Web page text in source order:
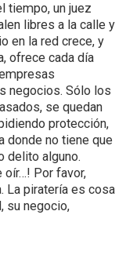
tiempo, un juez
libres a la calle y
en la red crece, y
ofrece cada día
negocios. Sólo los
se quedan
protección,
donde no tiene que
delito alguno.
oír…! Por favor,
La piratería es cosa
su negocio,